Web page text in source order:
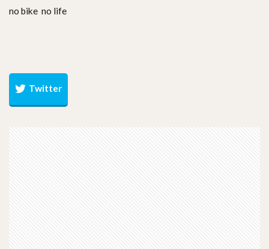
no bike no life